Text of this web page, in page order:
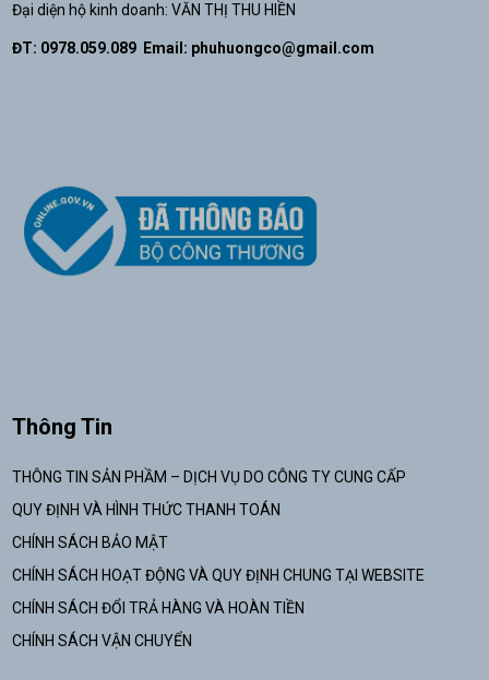
Đại diện hộ kinh doanh: VĂN THỊ THU HIỀN
ĐT: 0978.059.089 Email: phuhuongco@gmail.com
Thông Tin
THÔNG TIN SẢN PHẦM – DỊCH VỤ DO CÔNG TY CUNG CẤP
QUY ĐỊNH VÀ HÌNH THỨC THANH TOÁN
CHÍNH SÁCH BẢO MẬT
CHÍNH SÁCH HOẠT ĐỘNG VÀ QUY ĐỊNH CHUNG TẠI WEBSITE
CHÍNH SÁCH ĐỔI TRẢ HÀNG VÀ HOÀN TIỀN
CHÍNH SÁCH VẬN CHUYỂN